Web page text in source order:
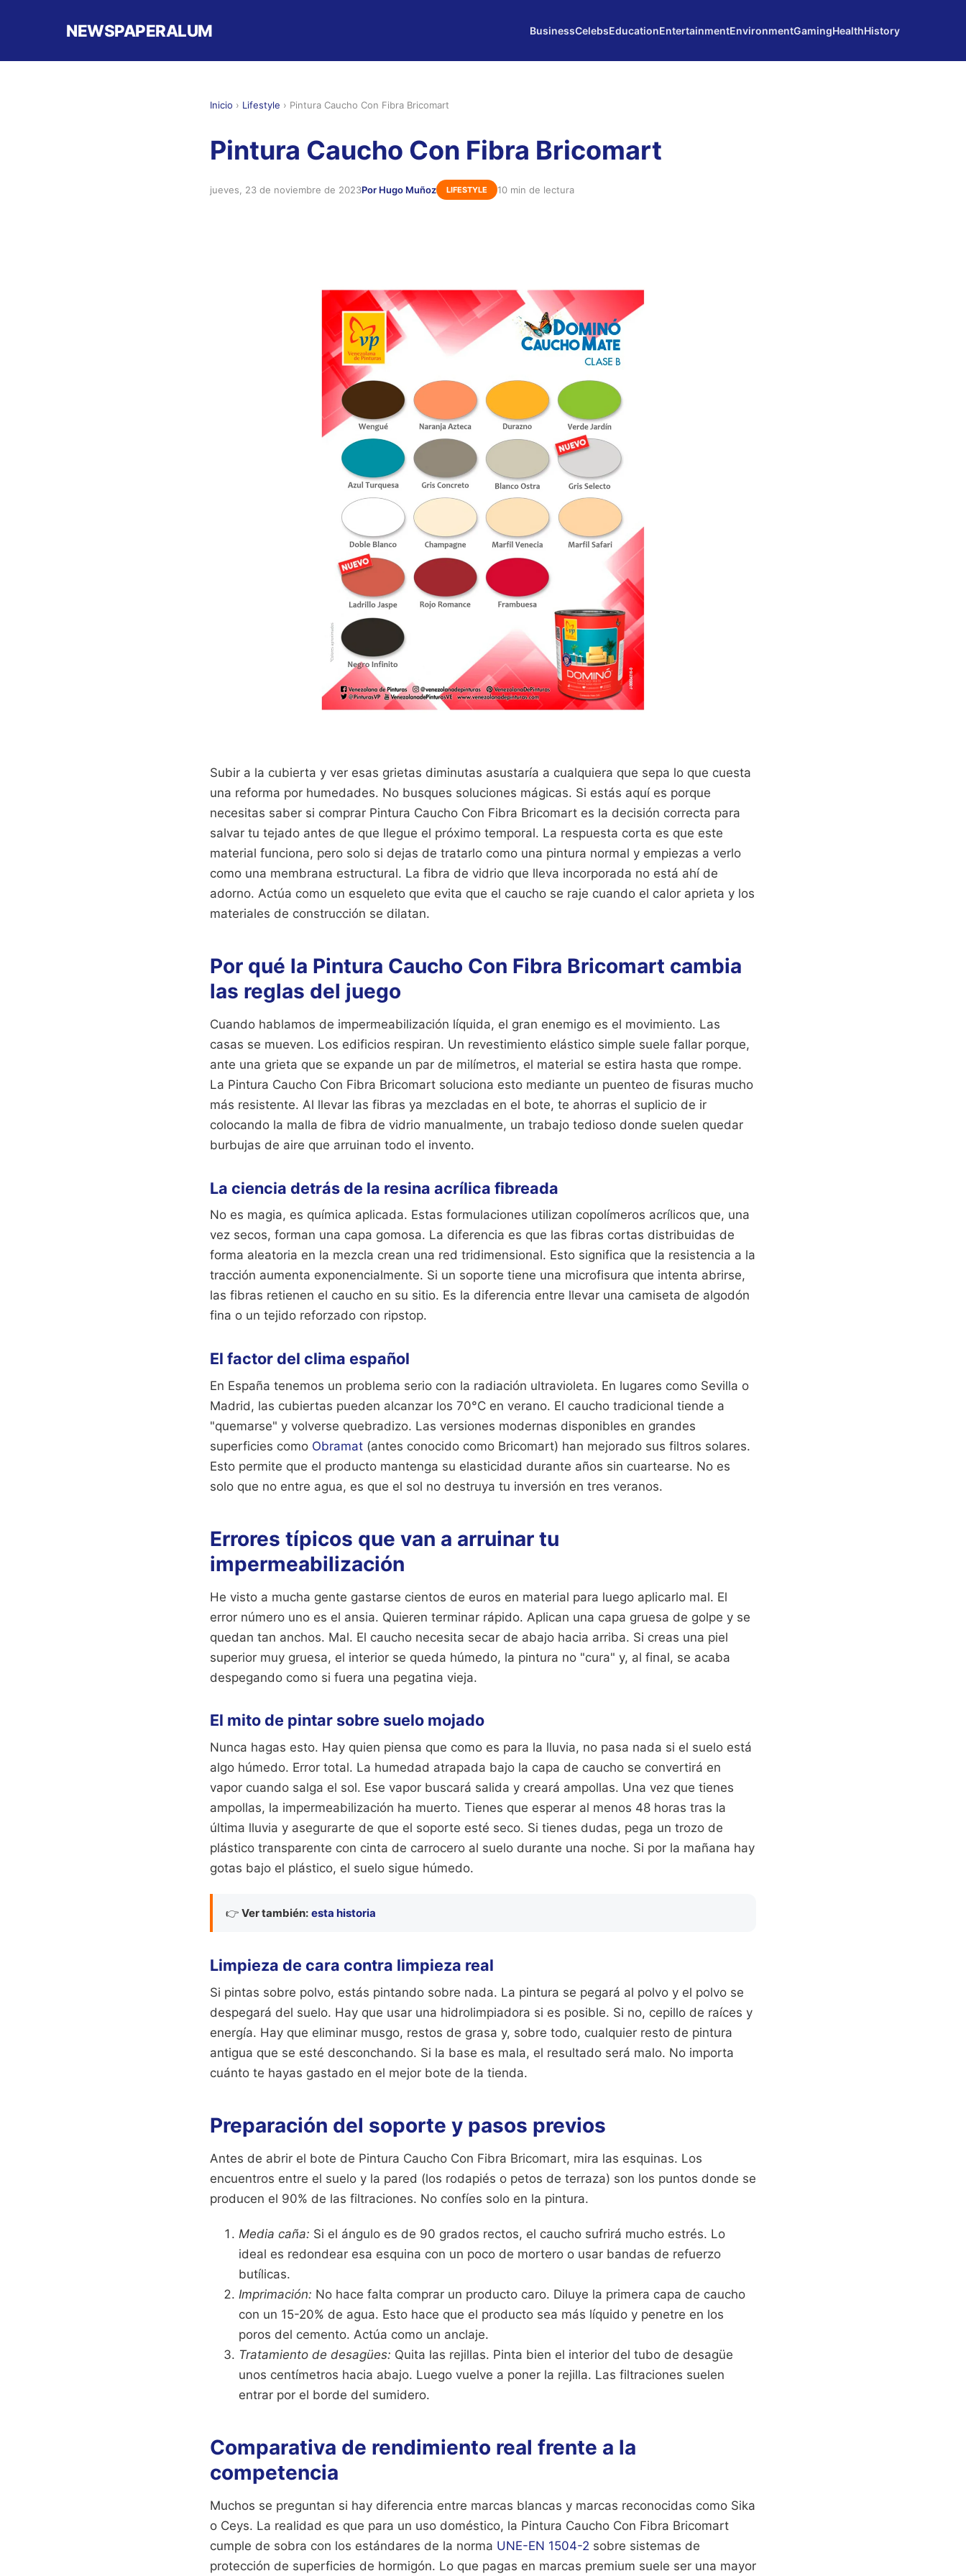
NEWSPAPERALUM BusinessCelebsEducationEntertainmentEnvironmentGamingHealthHistory
Inicio › Lifestyle › Pintura Caucho Con Fibra Bricomart
Pintura Caucho Con Fibra Bricomart
jueves, 23 de noviembre de 2023Por Hugo Muñoz LIFESTYLE 10 min de lectura
Subir a la cubierta y ver esas grietas diminutas asustaría a cualquiera que sepa lo que cuesta
una reforma por humedades. No busques soluciones mágicas. Si estás aquí es porque
necesitas saber si comprar Pintura Caucho Con Fibra Bricomart es la decisión correcta para
salvar tu tejado antes de que llegue el próximo temporal. La respuesta corta es que este
material funciona, pero solo si dejas de tratarlo como una pintura normal y empiezas a verlo
como una membrana estructural. La fibra de vidrio que lleva incorporada no está ahí de
adorno. Actúa como un esqueleto que evita que el caucho se raje cuando el calor aprieta y los
materiales de construcción se dilatan.
Por qué la Pintura Caucho Con Fibra Bricomart cambia
las reglas del juego
Cuando hablamos de impermeabilización líquida, el gran enemigo es el movimiento. Las
casas se mueven. Los edificios respiran. Un revestimiento elástico simple suele fallar porque,
ante una grieta que se expande un par de milímetros, el material se estira hasta que rompe.
La Pintura Caucho Con Fibra Bricomart soluciona esto mediante un puenteo de fisuras mucho
más resistente. Al llevar las fibras ya mezcladas en el bote, te ahorras el suplicio de ir
colocando la malla de fibra de vidrio manualmente, un trabajo tedioso donde suelen quedar
burbujas de aire que arruinan todo el invento.
La ciencia detrás de la resina acrílica fibreada
No es magia, es química aplicada. Estas formulaciones utilizan copolímeros acrílicos que, una
vez secos, forman una capa gomosa. La diferencia es que las fibras cortas distribuidas de
forma aleatoria en la mezcla crean una red tridimensional. Esto significa que la resistencia a la
tracción aumenta exponencialmente. Si un soporte tiene una microfisura que intenta abrirse,
las fibras retienen el caucho en su sitio. Es la diferencia entre llevar una camiseta de algodón
fina o un tejido reforzado con ripstop.
El factor del clima español
En España tenemos un problema serio con la radiación ultravioleta. En lugares como Sevilla o
Madrid, las cubiertas pueden alcanzar los 70°C en verano. El caucho tradicional tiende a
"quemarse" y volverse quebradizo. Las versiones modernas disponibles en grandes
superficies como Obramat (antes conocido como Bricomart) han mejorado sus filtros solares.
Esto permite que el producto mantenga su elasticidad durante años sin cuartearse. No es
solo que no entre agua, es que el sol no destruya tu inversión en tres veranos.
Errores típicos que van a arruinar tu
impermeabilización
He visto a mucha gente gastarse cientos de euros en material para luego aplicarlo mal. El
error número uno es el ansia. Quieren terminar rápido. Aplican una capa gruesa de golpe y se
quedan tan anchos. Mal. El caucho necesita secar de abajo hacia arriba. Si creas una piel
superior muy gruesa, el interior se queda húmedo, la pintura no "cura" y, al final, se acaba
despegando como si fuera una pegatina vieja.
El mito de pintar sobre suelo mojado
Nunca hagas esto. Hay quien piensa que como es para la lluvia, no pasa nada si el suelo está
algo húmedo. Error total. La humedad atrapada bajo la capa de caucho se convertirá en
vapor cuando salga el sol. Ese vapor buscará salida y creará ampollas. Una vez que tienes
ampollas, la impermeabilización ha muerto. Tienes que esperar al menos 48 horas tras la
última lluvia y asegurarte de que el soporte esté seco. Si tienes dudas, pega un trozo de
plástico transparente con cinta de carrocero al suelo durante una noche. Si por la mañana hay
gotas bajo el plástico, el suelo sigue húmedo.
👉 Ver también: esta historia
Limpieza de cara contra limpieza real
Si pintas sobre polvo, estás pintando sobre nada. La pintura se pegará al polvo y el polvo se
despegará del suelo. Hay que usar una hidrolimpiadora si es posible. Si no, cepillo de raíces y
energía. Hay que eliminar musgo, restos de grasa y, sobre todo, cualquier resto de pintura
antigua que se esté desconchando. Si la base es mala, el resultado será malo. No importa
cuánto te hayas gastado en el mejor bote de la tienda.
Preparación del soporte y pasos previos
Antes de abrir el bote de Pintura Caucho Con Fibra Bricomart, mira las esquinas. Los
encuentros entre el suelo y la pared (los rodapiés o petos de terraza) son los puntos donde se
producen el 90% de las filtraciones. No confíes solo en la pintura.
Media caña: Si el ángulo es de 90 grados rectos, el caucho sufrirá mucho estrés. Lo
ideal es redondear esa esquina con un poco de mortero o usar bandas de refuerzo
butílicas.
Imprimación: No hace falta comprar un producto caro. Diluye la primera capa de caucho
con un 15-20% de agua. Esto hace que el producto sea más líquido y penetre en los
poros del cemento. Actúa como un anclaje.
Tratamiento de desagües: Quita las rejillas. Pinta bien el interior del tubo de desagüe
unos centímetros hacia abajo. Luego vuelve a poner la rejilla. Las filtraciones suelen
entrar por el borde del sumidero.
Comparativa de rendimiento real frente a la
competencia
Muchos se preguntan si hay diferencia entre marcas blancas y marcas reconocidas como Sika
o Ceys. La realidad es que para un uso doméstico, la Pintura Caucho Con Fibra Bricomart
cumple de sobra con los estándares de la norma UNE-EN 1504-2 sobre sistemas de
protección de superficies de hormigón. Lo que pagas en marcas premium suele ser una mayor